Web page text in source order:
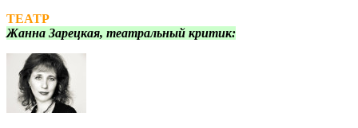
ТЕАТР
Жанна Зарецкая, театральный критик: